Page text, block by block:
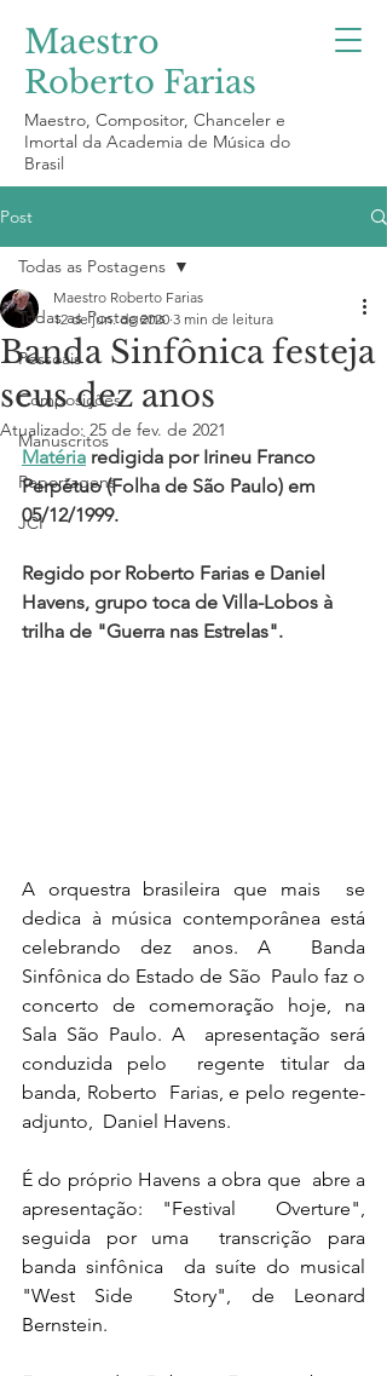
Maestro
Roberto Farias
Maestro, Compositor, Chanceler e
Imortal da Academia de Música do
Brasil
Post
Todas as Postagens
Pessoais
Composições
Manuscritos
Reportagens
JCI
Todas as Postagens
Banda Sinfônica festeja
seus dez anos
Maestro Roberto Farias
12 de jun. de 2020 3 min de leitura
Atualizado: 25 de fev. de 2021
Matéria redigida por Irineu Franco
Perpétuo (Folha de São Paulo) em
05/12/1999.
Regido por Roberto Farias e Daniel
Havens, grupo toca de Villa-Lobos à
trilha de "Guerra nas Estrelas".
A orquestra brasileira que mais  se
dedica à música contemporânea está
celebrando dez anos. A  Banda
Sinfônica do Estado de São  Paulo faz o
concerto de comemoração hoje, na
Sala São Paulo. A  apresentação será
conduzida pelo  regente titular da
banda, Roberto  Farias, e pelo regente-
adjunto,  Daniel Havens.
É do próprio Havens a obra que  abre a
apresentação: "Festival  Overture",
seguida por uma  transcrição para
banda sinfônica  da suíte do musical
"West Side  Story", de Leonard
Bernstein.